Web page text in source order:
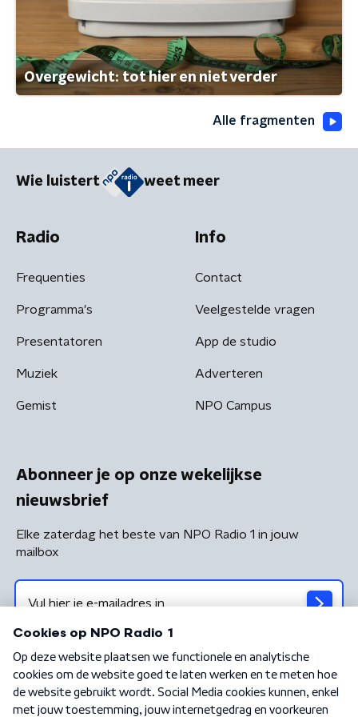
Overgewicht: tot hier en niet verder
Alle fragmenten
Wie luistert weet meer
Radio
Frequenties
Programma's
Presentatoren
Muziek
Gemist
Info
Contact
Veelgestelde vragen
App de studio
Adverteren
NPO Campus
Abonneer je op onze wekelijkse
nieuwsbrief
Elke zaterdag het beste van NPO Radio 1 in jouw
mailbox
Algemene voorwaarden